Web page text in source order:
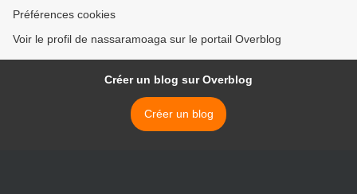
Préférences cookies
Voir le profil de nassaramoaga sur le portail Overblog
Créer un blog sur Overblog
Créer un blog